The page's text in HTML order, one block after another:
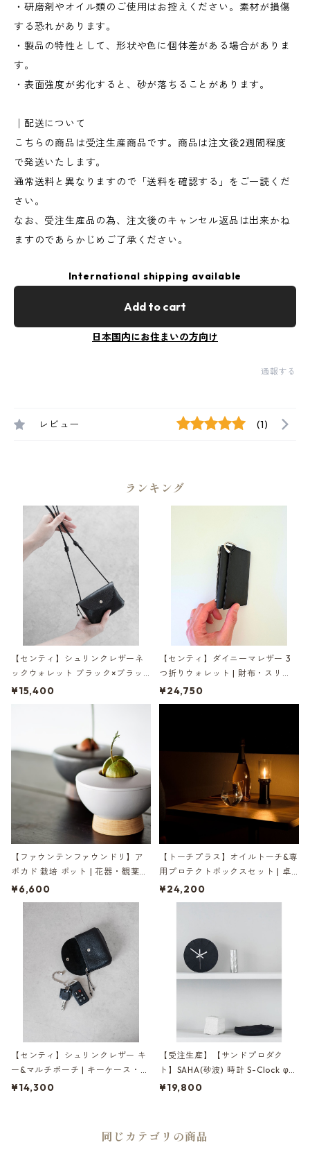
・研磨剤やオイル類のご使用はお控えください。素材が損傷
する恐れがあります。
・製品の特性として、形状や色に個体差がある場合がありま
す。
・表面強度が劣化すると、砂が落ちることがあります。
│配送について
こちらの商品は受注生産商品です。商品は注文後2週間程度
で発送いたします。
通常送料と異なりますので「送料を確認する」をご一読くだ
さい。
なお、受注生産品の為、注文後のキャンセル返品は出来かね
ますのであらかじめご了承ください。
International shipping available
Add to cart
日本国内にお住まいの方向け
通報する
レビュー (1)
ランキング
【センティ】シュリンクレザーネ
ックウォレット ブラック×ブラッ
ク | 財布・首掛け・本革 | SENTI |
[INASENA(イナセナ)]
¥15,400
【センティ】ダイニーマレザー 3
つ折りウォレット | 財布・スリ
ム・薄型 | SENTI | [INASENA(イナ
セナ)]
¥24,750
【ファウンテンファウンドリ】ア
ボカド 栽培 ポット | 花器・観葉植
物・インテリア | FOUNTAIN/FOU
NDRY AVOCADO POT | [INASEN
¥6,600
【トーチプラス】オイルトーチ&専
用プロテクトボックスセット | 卓
上トーチ・アウトドア・キャンプ |
TORCH+ | [INASENA(イナセナ)]
¥24,200
【センティ】シュリンクレザー キ
ー&マルチポーチ | キーケース・小
物入れ・本革 | SENTI | [INASENA
¥14,300
【受注生産】【サンドプロダク
ト】SAHA(砂波) 時計 S-Clock φ2
00 | 掛け時計・インテリア・黒砂
¥19,800
同じカテゴリの商品